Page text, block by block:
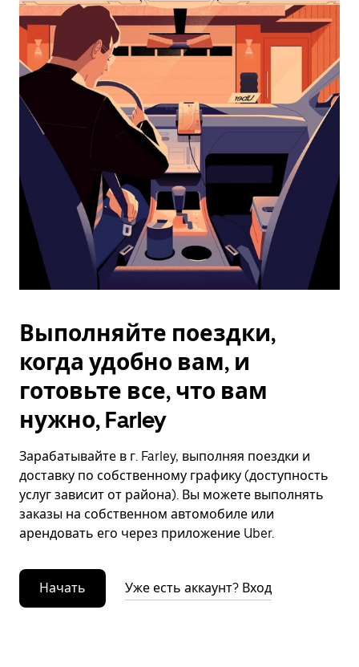
выбрать
дату.
Чтобы
закрыть
календарь,
нажмите
Esc.
Выполняйте поездки,
когда удобно вам, и
готовьте все, что вам
нужно, Farley
Зарабатывайте в г. Farley, выполняя поездки и
доставку по собственному графику (доступность
услуг зависит от района). Вы можете выполнять
заказы на собственном автомобиле или
арендовать его через приложение Uber.
Начать Уже есть аккаунт? Вход